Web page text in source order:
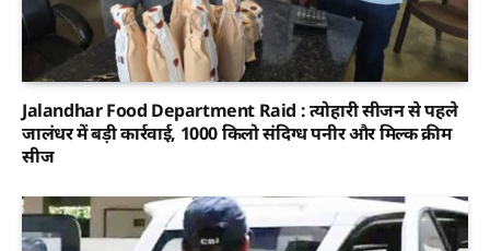
Jalandhar Food Department Raid : त्योहारी सीजन से पहले
जालंधर में बड़ी कार्रवाई, 1000 किलो संदिग्ध पनीर और मिल्क क्रीम
सीज